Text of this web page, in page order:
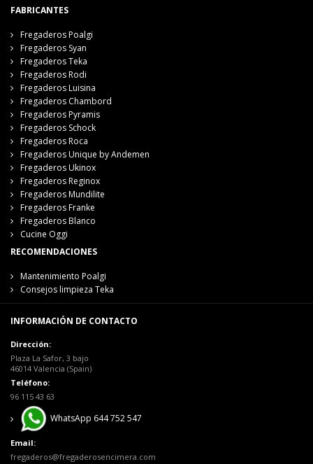
FABRICANTES
Fregaderos Poalgi
Fregaderos Syan
Fregaderos Teka
Fregaderos Rodi
Fregaderos Luisina
Fregaderos Chambord
Fregaderos Pyramis
Fregaderos Schock
Fregaderos Roca
Fregaderos Unique by Andemen
Fregaderos Ukinox
Fregaderos Reginox
Fregaderos Mundilite
Fregaderos Franke
Fregaderos Blanco
Cucine Oggi
RECOMENDACIONES
Mantenimiento Poalgi
Consejos limpieza Teka
INFORMACIÓN DE CONTACTO
Dirección:
Plaza La Safor, 3 bajo
46014 Valencia (Spain)
Teléfono:
96 115 43 63
WhatsApp 644 752 547
Email:
fregaderos@fregaderosencimera.com